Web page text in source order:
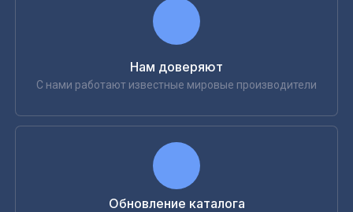
Нам доверяют
С нами работают известные мировые производители
Обновление каталога